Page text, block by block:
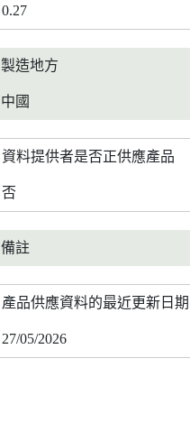
0.27
製造地方
中國
資料提供者是否正供應產品
否
備註
產品供應資料的最近更新日期
27/05/2026